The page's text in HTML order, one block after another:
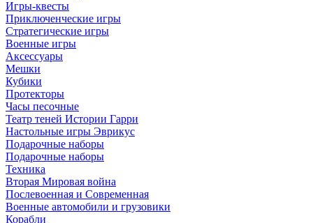
Игры-квесты
Приключенческие игры
Стратегические игры
Военные игры
Аксессуары
Мешки
Кубики
Протекторы
Часы песочные
Театр теней Истории Гарри
Настольные игры Эврикус
Подарочные наборы
Подарочные наборы
Техника
Вторая Мировая война
Послевоенная и Современная
Военные автомобили и грузовики
Корабли